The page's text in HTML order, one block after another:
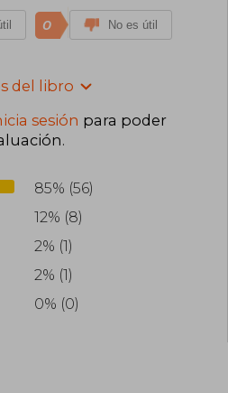
0 No es útil
del libro
sesión para poder
.
85% (56)
12% (8)
2% (1)
2% (1)
0% (0)